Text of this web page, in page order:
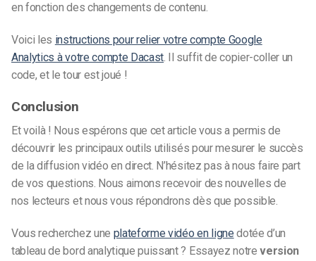
en fonction des changements de contenu.
Voici les instructions pour relier votre compte Google
Analytics à votre compte Dacast. Il suffit de copier-coller un
code, et le tour est joué !
Conclusion
Et voilà ! Nous espérons que cet article vous a permis de
découvrir les principaux outils utilisés pour mesurer le succès
de la diffusion vidéo en direct. N’hésitez pas à nous faire part
de vos questions. Nous aimons recevoir des nouvelles de
nos lecteurs et nous vous répondrons dès que possible.
Vous recherchez une plateforme vidéo en ligne dotée d’un
tableau de bord analytique puissant ? Essayez notreversion